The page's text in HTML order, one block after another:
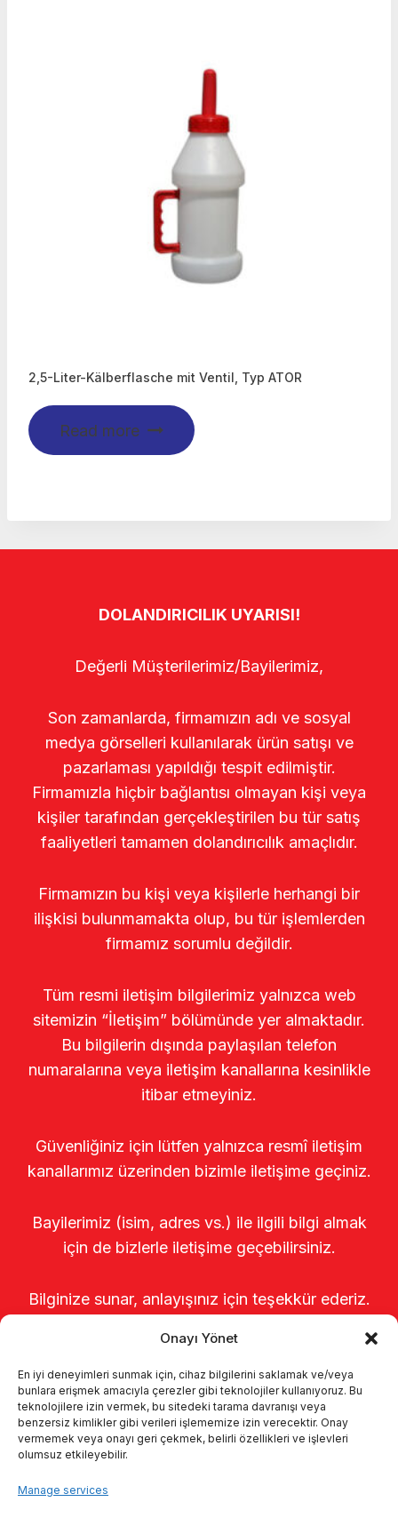
Onayı Yönet
En iyi deneyimleri sunmak için, cihaz bilgilerini saklamak ve/veya
bunlara erişmek amacıyla çerezler gibi teknolojiler kullanıyoruz. Bu
teknolojilere izin vermek, bu sitedeki tarama davranışı veya
benzersiz kimlikler gibi verileri işlememize izin verecektir. Onay
vermemek veya onayı geri çekmek, belirli özellikleri ve işlevleri
olumsuz etkileyebilir.
Manage services
2,5-Liter-Kälberflasche mit Ventil, Typ ATOR
Read more
DOLANDIRICILIK UYARISI!
Değerli Müşterilerimiz/Bayilerimiz,
Son zamanlarda, firmamızın adı ve sosyal
medya görselleri kullanılarak ürün satışı ve
pazarlaması yapıldığı tespit edilmiştir.
Firmamızla hiçbir bağlantısı olmayan kişi veya
kişiler tarafından gerçekleştirilen bu tür satış
faaliyetleri tamamen dolandırıcılık amaçlıdır.
Firmamızın bu kişi veya kişilerle herhangi bir
ilişkisi bulunmamakta olup, bu tür işlemlerden
firmamız sorumlu değildir.
Tüm resmi iletişim bilgilerimiz yalnızca web
sitemizin “İletişim” bölümünde yer almaktadır.
Bu bilgilerin dışında paylaşılan telefon
numaralarına veya iletişim kanallarına kesinlikle
itibar etmeyiniz.
Güvenliğiniz için lütfen yalnızca resmî iletişim
kanallarımız üzerinden bizimle iletişime geçiniz.
Bayilerimiz (isim, adres vs.) ile ilgili bilgi almak
için de bizlerle iletişime geçebilirsiniz.
Bilginize sunar, anlayışınız için teşekkür ederiz.